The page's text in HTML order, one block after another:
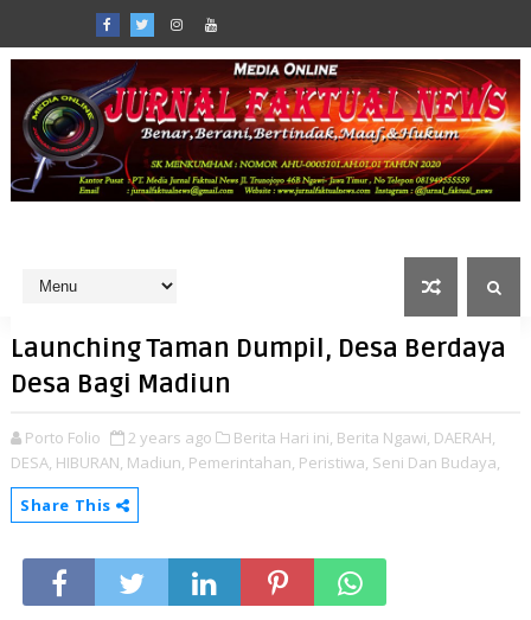
Launching Taman Dumpil, Desa Berdaya
Desa Bagi Madiun
Porto Folio 2 years ago Berita Hari ini, Berita Ngawi, DAERAH,
DESA, HIBURAN, Madiun, Pemerintahan, Peristiwa, Seni Dan Budaya,
Share This